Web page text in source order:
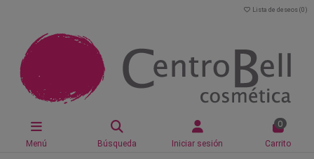
Lista de deseos (0 )
Menú Búsqueda Iniciar sesión
0
Carrito